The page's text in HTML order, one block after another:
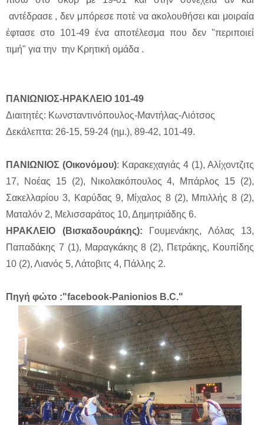
αντέδρασε , δεν μπόρεσε ποτέ να ακολουθήσει και μοιραία
έφτασε στο 101-49 ένα αποτέλεσμα που δεν "περιποιεί
τιμή" για την την Κρητική ομάδα .
ΠΑΝΙΩΝΙΟΣ-ΗΡΑΚΛΕΙΟ 101-49
Διαιτητές: Κωνσταντινόπουλος-Μαντήλας-Λιότσος
Δεκάλεπτα: 26-15, 59-24 (ημ.), 89-42, 101-49.
ΠΑΝΙΩΝΙΟΣ (Οικονόμου): Καρακεχαγιάς 4 (1), Αλίχοντζιτς
17, Νοέας 15 (2), Νικολακόπουλος 4, Μπάρλος 15 (2),
Σακελλαρίου 3, Καρύδας 9, Μίχαλος 8 (2), Μπιλλής 8 (2),
Ματαλόν 2, Μελισσαράτος 10, Δημητριάδης 6.
ΗΡΑΚΛΕΙΟ (Βισκαδουράκης): Γουμενάκης, Λόλας 13,
Παπαδάκης 7 (1), Μαραγκάκης 8 (2), Πετράκης, Κουπίδης
10 (2), Λιανός 5, Λάτοβιτς 4, Πάλλης 2.
Πηγή φώτο :"facebook-Panionios B.C."